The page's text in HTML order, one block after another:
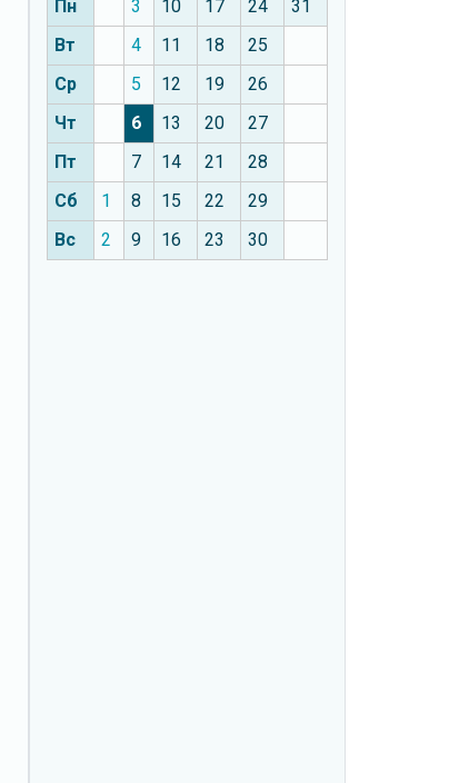
Пн 3 10 17 24
31
Вт
4 11 18
25
Ср
5 12 19
26
Чт
6 13 20
27
Пт
7 14 21
28
Сб
1 8 15 22
29
Вс
2 9 16 23 30